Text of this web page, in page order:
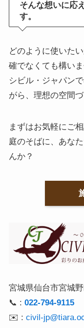
そんな想いに応
す。
どのように使いた
確でなくても構いま
シビル・ジャパン
がら、理想の空間
まずはお気軽にご相
庭のそばに、あな
んか？
宮城県仙台市宮城
📞 : 022-794-9115
✉️ : civil-